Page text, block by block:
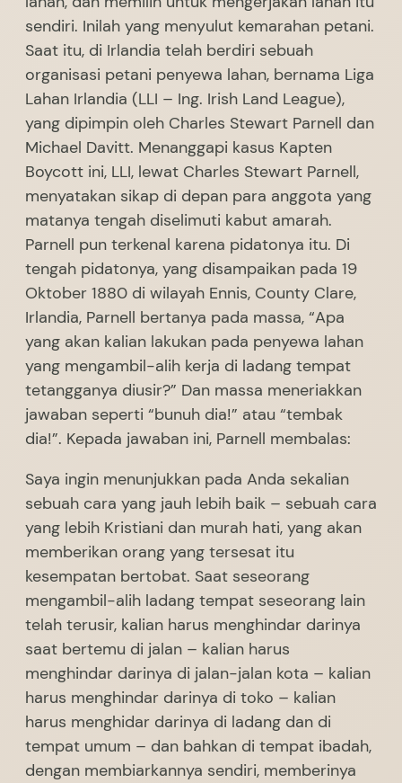
sendiri. Inilah yang menyulut kemarahan petani.
Saat itu, di Irlandia telah berdiri sebuah
organisasi petani penyewa lahan, bernama Liga
Lahan Irlandia (LLI – Ing. Irish Land League),
yang dipimpin oleh Charles Stewart Parnell dan
Michael Davitt. Menanggapi kasus Kapten
Boycott ini, LLI, lewat Charles Stewart Parnell,
menyatakan sikap di depan para anggota yang
matanya tengah diselimuti kabut amarah.
Parnell pun terkenal karena pidatonya itu. Di
tengah pidatonya, yang disampaikan pada 19
Oktober 1880 di wilayah Ennis, County Clare,
Irlandia, Parnell bertanya pada massa, “Apa
yang akan kalian lakukan pada penyewa lahan
yang mengambil-alih kerja di ladang tempat
tetangganya diusir?” Dan massa meneriakkan
jawaban seperti “bunuh dia!” atau “tembak
dia!”. Kepada jawaban ini, Parnell membalas:
Saya ingin menunjukkan pada Anda sekalian
sebuah cara yang jauh lebih baik – sebuah cara
yang lebih Kristiani dan murah hati, yang akan
memberikan orang yang tersesat itu
kesempatan bertobat. Saat seseorang
mengambil-alih ladang tempat seseorang lain
telah terusir, kalian harus menghindar darinya
saat bertemu di jalan – kalian harus
menghindar darinya di jalan-jalan kota – kalian
harus menghindar darinya di toko – kalian
harus menghidar darinya di ladang dan di
tempat umum – dan bahkan di tempat ibadah,
dengan membiarkannya sendiri, memberinya